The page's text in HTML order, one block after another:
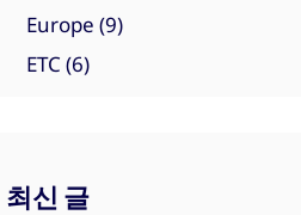
Europe (9)
ETC (6)
최신 글